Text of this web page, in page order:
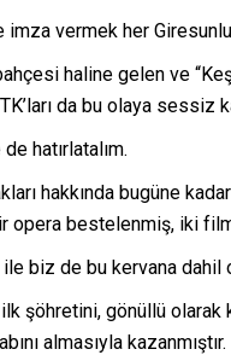
imza vermek her
haline gelen ve
da bu olaya sessiz
hatırlatalım.
hakkında bugüne
opera bestelenmiş, iki
biz de bu kervana dahil
şöhretini, gönüllü olarak
almasıyla kazanmıştır.